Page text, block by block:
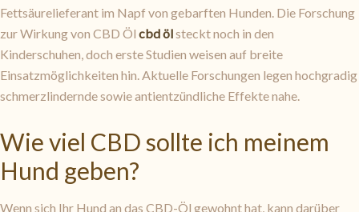
Fettsäurelieferant im Napf von gebarften Hunden. Die Forschung
zur Wirkung von CBD Öl cbd ölsteckt noch in den
Kinderschuhen, doch erste Studien weisen auf breite
Einsatzmöglichkeiten hin. Aktuelle Forschungen legen hochgradig
schmerzlindernde sowie antientzündliche Effekte nahe.
Wie viel CBD sollte ich meinem
Hund geben?
Wenn sich Ihr Hund an das CBD-Öl gewohnt hat, kann darüber